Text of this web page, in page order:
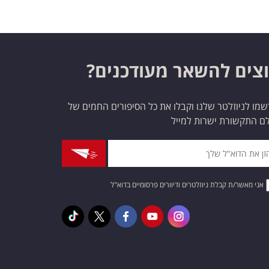
להשאר מעודכנים?
לניוזלטר שלנו וקבלו את כל הסיפורים החמים של
התקשורת ישרות למייל
אני מאשר/ת קבלת ניוזלטרים ודיוורים פרסומיים בדוא"ל